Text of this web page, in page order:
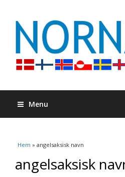
Menu
Du är här
Hem » angelsaksisk navn
angelsaksisk